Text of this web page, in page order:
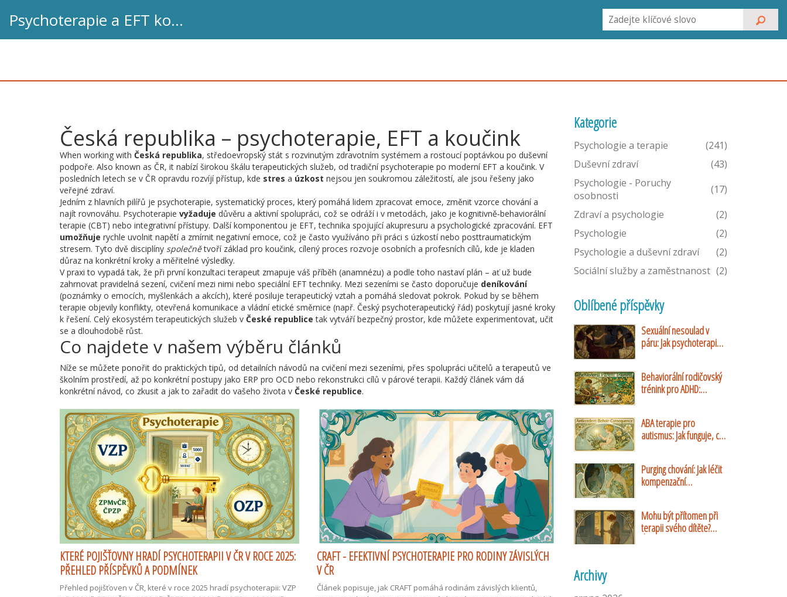
Psychoterapie a EFT koučink
Česká republika – psychoterapie, EFT a koučink
When working with Česká republika, středoevropský stát s rozvinutým zdravotním systémem a rostoucí poptávkou po duševní
podpoře. Also known as ČR, it nabízí širokou škálu terapeutických služeb, od tradiční psychoterapie po moderní EFT a koučink. V
posledních letech se v ČR opravdu rozvíjí přístup, kde stres a úzkost nejsou jen soukromou záležitostí, ale jsou řešeny jako
veřejné zdraví.
Jedním z hlavních pilířů je psychoterapie, systematický proces, který pomáhá lidem zpracovat emoce, změnit vzorce chování a
najít rovnováhu. Psychoterapie vyžaduje důvěru a aktivní spolupráci, což se odráží i v metodách, jako je kognitivně‑behaviorální
terapie (CBT) nebo integrativní přístupy. Další komponentou je EFT,technika spojující akupresuru a psychologické zpracování. EFT
umožňuje rychle uvolnit napětí a zmírnit negativní emoce, což je často využíváno při práci s úzkostí nebo posttraumatickým
stresem. Tyto dvě disciplíny společnětvoří základ pro koučink, cílený proces rozvoje osobních a profesních cílů, kde je kladen
důraz na konkrétní kroky a měřitelné výsledky.
V praxi to vypadá tak, že při první konzultaci terapeut zmapuje váš příběh (anamnézu) a podle toho nastaví plán – ať už bude
zahrnovat pravidelná sezení, cvičení mezi nimi nebo speciální EFT techniky. Mezi sezeními se často doporučuje deníkování
(poznámky o emocích, myšlenkách a akcích), které posiluje terapeutický vztah a pomáhá sledovat pokrok. Pokud by se během
terapie objevily konflikty, otevřená komunikace a vládní etické směrnice (např. Český psychoterapeutický řád) poskytují jasné kroky
k řešení. Celý ekosystém terapeutických služeb v České republice tak vytváří bezpečný prostor, kde můžete experimentovat, učit
se a dlouhodobě růst.
Co najdete v našem výběru článků
Níže se můžete ponořit do praktických tipů, od detailních návodů na cvičení mezi sezeními, přes spolupráci učitelů a terapeutů ve
školním prostředí, až po konkrétní postupy jako ERP pro OCD nebo rekonstrukci cílů v párové terapii. Každý článek vám dá
konkrétní návod, co zkusit a jak to zařadit do vašeho života v České republice.
KTERÉ POJIŠŤOVNY HRADÍ PSYCHOTERAPII V ČR V ROCE 2025:
PŘEHLED PŘÍSPĚVKŮ A PODMÍNEK
Přehled pojišťoven v ČR, které v roce 2025 hradí psychoterapii: VZP
CRAFT - EFEKTIVNÍ PSYCHOTERAPIE PRO RODINY ZÁVISLÝCH
V ČR
Článek popisuje, jak CRAFT pomáhá rodinám závislých klientů,
Kategorie
Psychologie a terapie
(241)
Duševní zdraví
(43)
Psychologie - Poruchy
osobnosti
(17)
Zdraví a psychologie
(2)
Psychologie
(2)
Psychologie a duševní zdraví
(2)
Sociální služby a zaměstnanost (2)
Oblíbené příspěvky
Sexuální nesoulad v
páru: Jak psychoterapie
Behaviorální rodičovský
trénink pro ADHD:
ABA terapie pro
autismus: Jak funguje, co
Purging chování: Jak léčit
kompenzační
Mohu být přítomen při
terapii svého dítěte?
Archivy